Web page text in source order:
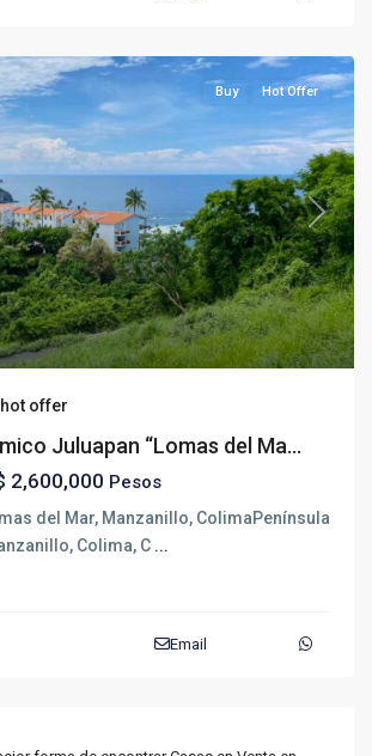
Next
Buy Hot Offer
hot offer
Juluapan “Lomas del Ma...
2,600,000 Pesos
del Mar, Manzanillo, ColimaPenínsula
Colima, C ...
Email